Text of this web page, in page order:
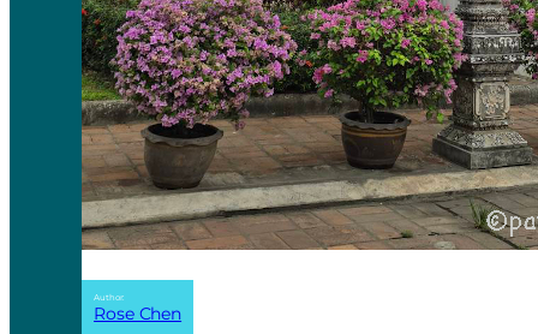
Author:
Rose Chen